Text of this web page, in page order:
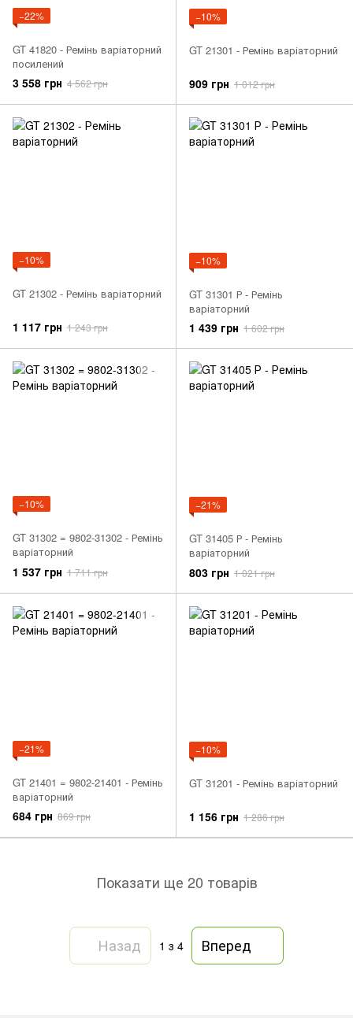
−22%
GT 41820 - Ремінь варіаторний
посилений
3 558 грн 4 562 грн
−10%
GT 21301 - Ремінь варіаторний
909 грн 1 012 грн
−10%
GT 21302 - Ремінь варіаторний
1 117 грн 1 243 грн
−10%
GT 31301 Р - Ремінь
варіаторний
1 439 грн 1 602 грн
−10%
GT 31302 = 9802-31302 - Ремінь
варіаторний
1 537 грн 1 711 грн
−21%
GT 31405 Р - Ремінь
варіаторний
803 грн 1 021 грн
−21%
GT 21401 = 9802-21401 - Ремінь
варіаторний
684 грн 869 грн
−10%
GT 31201 - Ремінь варіаторний
1 156 грн 1 286 грн
Показати ще 20 товарів
Назад 1 з 4 Вперед